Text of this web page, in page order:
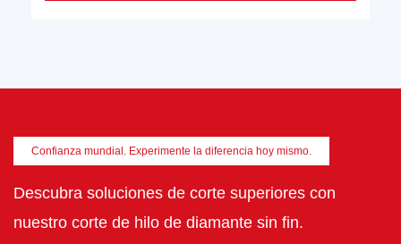
Confianza mundial. Experimente la diferencia hoy mismo.
Descubra soluciones de corte superiores con
nuestro corte de hilo de diamante sin fin.